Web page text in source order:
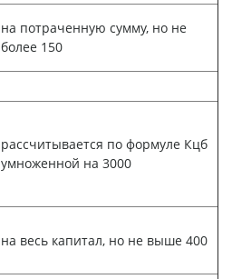
на потраченную сумму, но не
более 150
рассчитывается по формуле Кцб
умноженной на 3000
на весь капитал, но не выше 400